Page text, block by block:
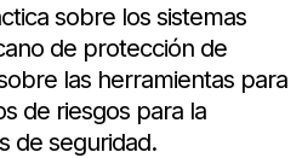
sobre los sistemas
de protección de
las herramientas para
de riesgos para la
de seguridad.